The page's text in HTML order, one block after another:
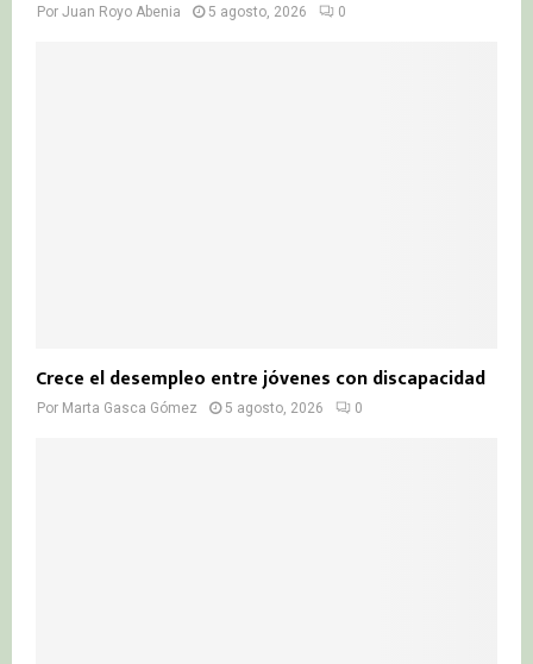
Por Juan Royo Abenia 5 agosto, 2026 0
Crece el desempleo entre jóvenes con discapacidad
Por Marta Gasca Gómez 5 agosto, 2026 0